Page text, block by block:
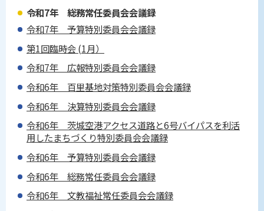
令和7年 総務常任委員会会議録
令和7年 予算特別委員会会議録
第1回臨時会 (1月）
令和7年 広報特別委員会会議録
令和6年 百里基地対策特別委員会会議録
令和6年 決算特別委員会会議録
令和6年 茨城空港アクセス道路と6号バイパスを利活
用したまちづくり特別委員会会議録
令和6年 予算特別委員会会議録
令和6年 総務常任委員会会議録
令和6年 文教福祉常任委員会会議録